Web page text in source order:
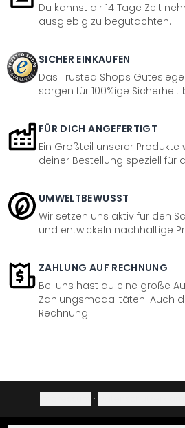
Du kannst dir 14 Tage Zeit
ausgiebig zu begutachten.
SICHER EINKAUFEN
Das Trusted Shops
sorgen für 100%ige
FÜR DICH ANGEFERTIGT
Ein Großteil unserer
deiner Bestellung speziell für
UMWELTBEWUSST
Wir setzen uns aktiv für den
und entwickeln nachhaltige
ZAHLUNG AUF RECHNUNG
Bei uns hast du eine große
Zahlungsmodalitäten. Auch
Rechnung.
·